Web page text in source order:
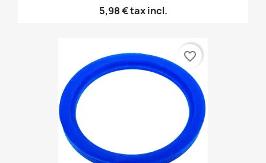
5,98 €tax incl.
favorite_border